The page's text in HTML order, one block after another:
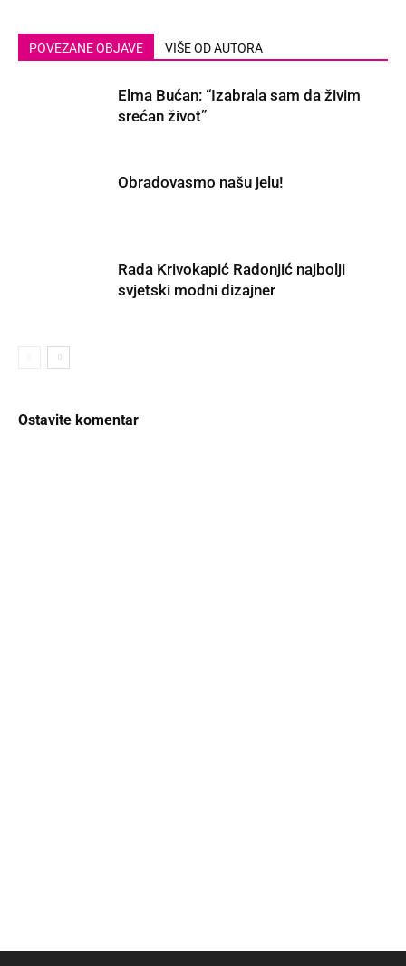
POVEZANE OBJAVE VIŠE OD AUTORA
Elma Bućan: “Izabrala sam da živim
srećan život”
Obradovasmo našu jelu!
Rada Krivokapić Radonjić najbolji
svjetski modni dizajner
Ostavite komentar